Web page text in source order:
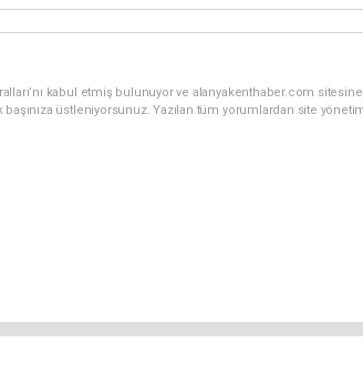
kabul etmiş bulunuyor ve alanyakenthaber.com
başınıza üstleniyorsunuz. Yazılan tüm yorumlardan site